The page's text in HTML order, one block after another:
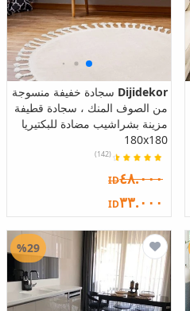
Dijidekor سجادة خفيفة منسوجة
من الصوف المنك ، سجادة قطيفة
مزينة بشراشيب مضادة للبكتيريا
180x180
(142)
ID٤٨.٠٠٠
ID٣٣.٠٠٠
%29